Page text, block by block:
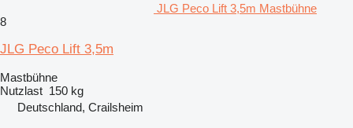
JLG Peco Lift 3,5m Mastbühne
8
JLG Peco Lift 3,5m
Mastbühne
Nutzlast 150 kg
Deutschland, Crailsheim